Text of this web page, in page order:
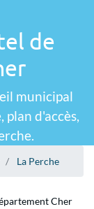
de
municipal
d'accès,
La Perche
Cher